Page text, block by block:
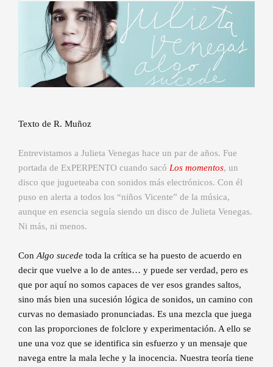
Texto de R. Muñoz
Entrevistamos a Julieta Venegas hace un par de años. Fue
portada de ExPERPENTO cuando sacó Los momentos, un
disco que jugueteaba con sonidos más electrónicos. Con él
puso en alerta a todos los “niños Vicente” de la música,
aunque en esencia seguía siendo un disco de Julieta Venegas.
Ni más, ni menos.
ConAlgo sucede toda la crítica se ha puesto de acuerdo en
decir que vuelve a lo de antes… y puede ser verdad, pero es
que por aquí no somos capaces de ver esos grandes saltos,
sino más bien una sucesión lógica de sonidos, un camino con
curvas no demasiado pronunciadas. Es una mezcla que juega
con las proporciones de folclore y experimentación. A ello se
une una voz que se identifica sin esfuerzo y un mensaje que
navega entre la mala leche y la inocencia. Nuestra teoría tiene